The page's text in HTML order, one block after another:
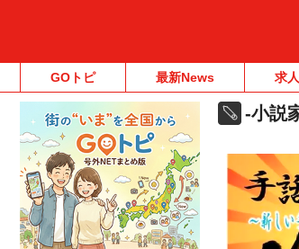
GOトピ 最新News 求人
-小説